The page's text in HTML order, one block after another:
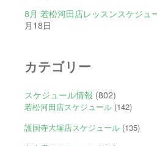
8月 若松河田店レッスンスケジュ
月18日
カテゴリー
スケジュール情報 (802)
若松河田店スケジュール(142)
護国寺大塚店スケジュール(135)